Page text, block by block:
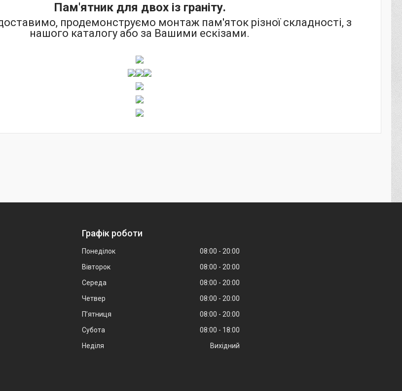
Пам'ятник для двох із граніту.
продемонструємо монтаж пам'яток різної складності, з
нашого каталогу або за Вашими ескізами.
Графік роботи
Понеділок 08:00
20:00
Вівторок
08:00
20:00
Середа
08:00
20:00
Четвер
08:00
20:00
Пʼятниця
08:00
20:00
Субота
08:00
18:00
Неділя
Вихідний